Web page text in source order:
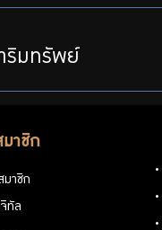
ริมทรัพย์
มาชิก
มาชิก
ทัล